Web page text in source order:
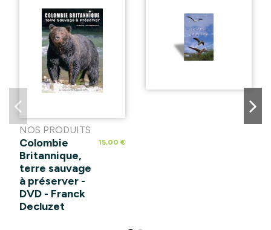
NOS PRODUITS
Colombie
Britannique,
terre sauvage
à préserver -
DVD - Franck
Decluzet
15,00 €